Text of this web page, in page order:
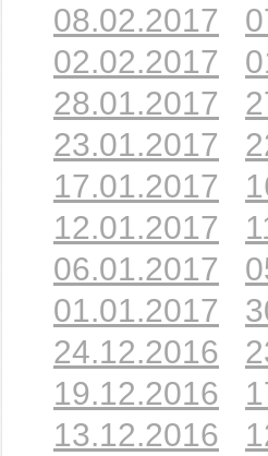
08.02.2017
02.02.2017
28.01.2017
23.01.2017
17.01.2017
12.01.2017
06.01.2017
01.01.2017
24.12.2016
19.12.2016
13.12.2016